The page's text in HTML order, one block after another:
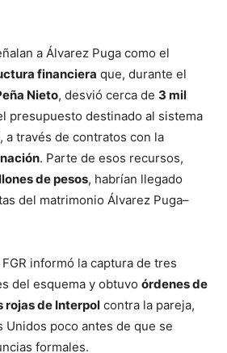
a Álvarez Puga como el
financiera que, durante el
Nieto, desvió cerca de 3 mil
presupuesto destinado al sistema
a través de contratos con la
. Parte de esos recursos,
de pesos, habrían llegado
del matrimonio Álvarez Puga–
informó la captura de tres
del esquema y obtuvo órdenes de
rojas de Interpol contra la pareja,
Unidos poco antes de que se
formales.